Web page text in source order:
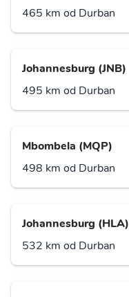
465 km od Durban
Johannesburg (JNB)
495 km od Durban
Mbombela (MQP)
498 km od Durban
Johannesburg (HLA)
532 km od Durban